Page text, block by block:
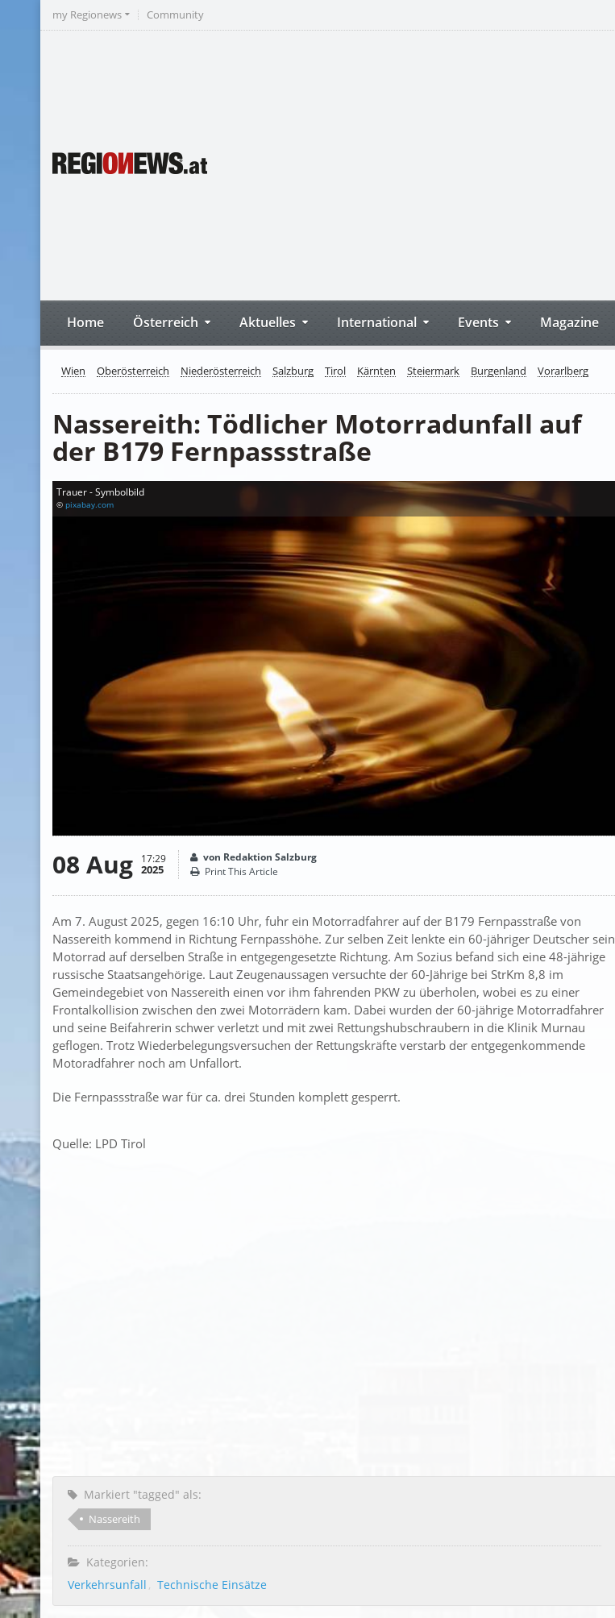
my Regionews Community
Home Österreich Aktuelles International Events Magazine
Wien Oberösterreich Niederösterreich Salzburg Tirol Kärnten Steiermark Burgenland Vorarlberg
Nassereith: Tödlicher Motorradunfall auf
der B179 Fernpassstraße
Trauer - Symbolbild
© pixabay.com
08 Aug 17:29
2025
von Redaktion Salzburg
Print This Article
Am 7. August 2025, gegen 16:10 Uhr, fuhr ein Motorradfahrer auf der B179 Fernpasstraße von
Nassereith kommend in Richtung Fernpasshöhe. Zur selben Zeit lenkte ein 60-jähriger Deutscher sein
Motorrad auf derselben Straße in entgegengesetzte Richtung. Am Sozius befand sich eine 48-jährige
russische Staatsangehörige. Laut Zeugenaussagen versuchte der 60-Jährige bei StrKm 8,8 im
Gemeindegebiet von Nassereith einen vor ihm fahrenden PKW zu überholen, wobei es zu einer
Frontalkollision zwischen den zwei Motorrädern kam. Dabei wurden der 60-jährige Motorradfahrer
und seine Beifahrerin schwer verletzt und mit zwei Rettungshubschraubern in die Klinik Murnau
geflogen. Trotz Wiederbelegungsversuchen der Rettungskräfte verstarb der entgegenkommende
Motoradfahrer noch am Unfallort.
Die Fernpassstraße war für ca. drei Stunden komplett gesperrt.
Quelle: LPD Tirol
Markiert "tagged" als:
Nassereith
Kategorien:
Verkehrsunfall
Technische Einsätze